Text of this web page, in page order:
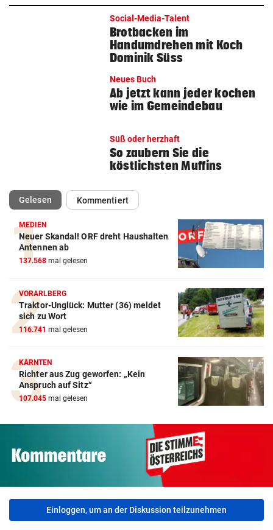
Social-Media-Talent
Brotbacken im
Handumdrehen mit Koch
Dominik Süss
Neues Buch
Ab jetzt kann jeder kochen
wie im Gemeindebau
Süß oder herzhaft
So zaubern Sie die
köstlichsten Muffins
Gelesen(ausgewählt)Kommentiert
MEDIEN
Neuer Skandal! ORF dreht Haushalten
Antennen ab
137.568 mal gelesen
VORARLBERG
Traktor-Unglück: Mutter (36) meldet
sich zu Wort
116.741 mal gelesen
KÄRNTEN
Richter aus Zug geworfen: „Kein
Anspruch auf Sitz“
107.045 mal gelesen
Einloggen, um an der Diskussion teilzunehmen